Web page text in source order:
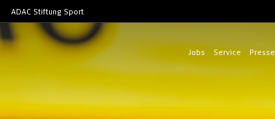
ADAC Stiftung Sport
Jobs Service Presse